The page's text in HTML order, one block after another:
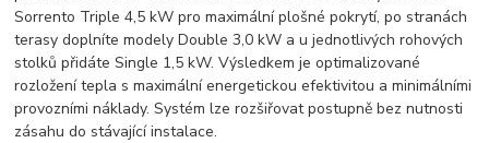
Sorrento Triple 4,5 kW pro maximální plošné pokrytí, po stranách
terasy doplníte modely Double 3,0 kW a u jednotlivých rohových
stolků přidáte Single 1,5 kW. Výsledkem je optimalizované
rozložení tepla s maximální energetickou efektivitou a minimálními
provozními náklady. Systém lze rozšiřovat postupně bez nutnosti
zásahu do stávající instalace.